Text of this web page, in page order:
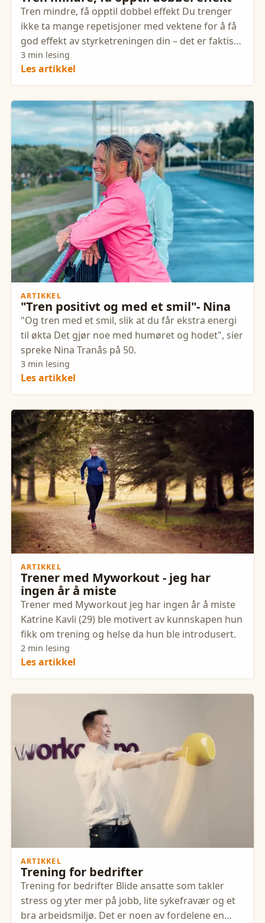
Tren mindre, få opptil dobbel effekt Du trenger
ikke ta mange repetisjoner med vektene for å få
god effekt av styrketreningen din – det er faktisk
bedre å ta få.
3 min lesing
Les artikkel
ARTIKKEL
"Tren positivt og med et smil"- Nina
"Og tren med et smil, slik at du får ekstra energi
til økta Det gjør noe med humøret og hodet", sier
spreke Nina Tranås på 50.
3 min lesing
Les artikkel
ARTIKKEL
Trener med Myworkout - jeg har
ingen år å miste
Trener med Myworkout jeg har ingen år å miste
Katrine Kavli (29) ble motivert av kunnskapen hun
fikk om trening og helse da hun ble introdusert.
2 min lesing
Les artikkel
ARTIKKEL
Trening for bedrifter
Trening for bedrifter Blide ansatte som takler
stress og yter mer på jobb, lite sykefravær og et
bra arbeidsmiljø. Det er noen av fordelene en